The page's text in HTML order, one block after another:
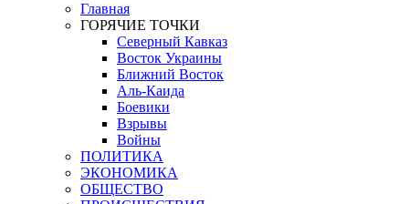
Главная
ГОРЯЧИЕ ТОЧКИ
Северный Кавказ
Восток Украины
Ближний Восток
Аль-Каида
Боевики
Взрывы
Войны
ПОЛИТИКА
ЭКОНОМИКА
ОБЩЕСТВО